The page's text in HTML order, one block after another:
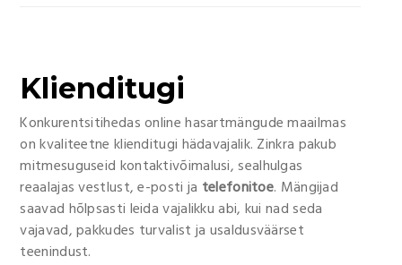
Klienditugi
Konkurentsitihedas online hasartmängude maailmas
on kvaliteetne klienditugi hädavajalik. Zinkra pakub
mitmesuguseid kontaktivõimalusi, sealhulgas
reaalajas vestlust, e-posti ja telefonitoe. Mängijad
saavad hõlpsasti leida vajalikku abi, kui nad seda
vajavad, pakkudes turvalist ja usaldusväärset
teenindust.